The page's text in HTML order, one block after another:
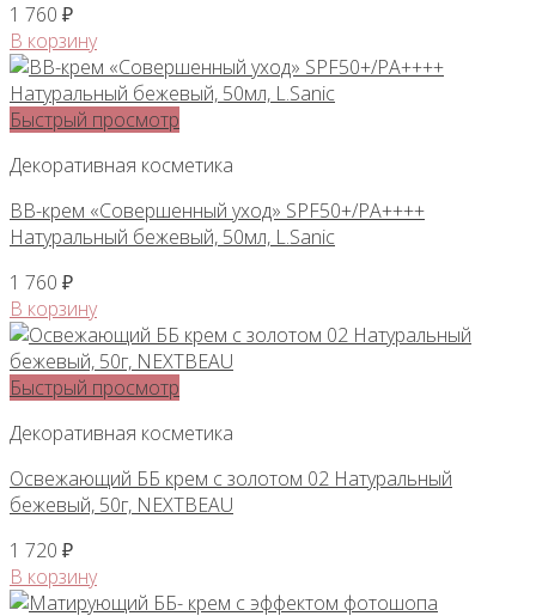
1 760 ₽
В корзину
Быстрый просмотр
Декоративная косметика
ВВ-крем «Совершенный уход» SPF50+/PA++++
Натуральный бежевый, 50мл, L.Sanic
1 760 ₽
В корзину
Быстрый просмотр
Декоративная косметика
Освежающий ББ крем с золотом 02 Натуральный
бежевый, 50г, NEXTBEAU
1 720 ₽
В корзину